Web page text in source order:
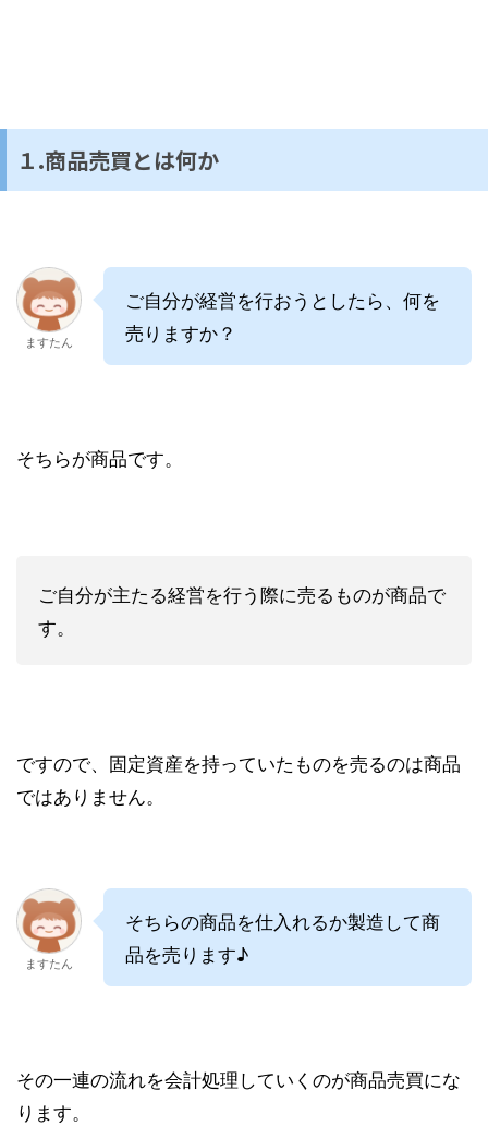
１.商品売買とは何か
ますたん
ご自分が経営を行おうとしたら、何を
売りますか？
そちらが商品です。
ご自分が主たる経営を行う際に売るものが商品で
す。
ですので、固定資産を持っていたものを売るのは商品
ではありません。
ますたん
そちらの商品を仕入れるか製造して商
品を売ります♪
その一連の流れを会計処理していくのが商品売買にな
ります。